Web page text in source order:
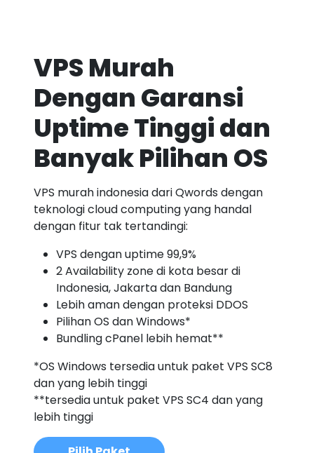
VPS Murah
Dengan Garansi
Uptime Tinggi dan
Banyak Pilihan OS
VPS murah indonesia dari Qwords dengan
teknologi cloud computing yang handal
dengan fitur tak tertandingi:
VPS dengan uptime 99,9%
2 Availability zone di kota besar di
Indonesia, Jakarta dan Bandung
Lebih aman dengan proteksi DDOS
Pilihan OS dan Windows*
Bundling cPanel lebih hemat**
*OS Windows tersedia untuk paket VPS SC8
dan yang lebih tinggi
**tersedia untuk paket VPS SC4 dan yang
lebih tinggi